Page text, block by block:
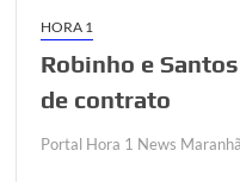
HORA 1
Robinho e
de contrato
Portal Hora 1 News